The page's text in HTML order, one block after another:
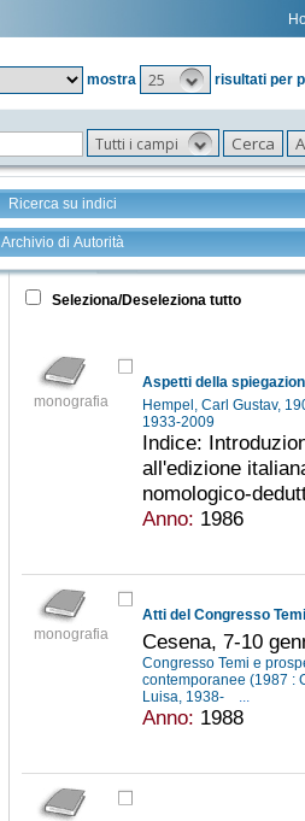
mostra
25 risultati per
Tutti i campi
Ricerca su indici
Archivio di Autorità
Tutto +
Seleziona/Deseleziona tutto
monografia
Aspetti della
Hempel, Carl Gustav,
1933-2009
Indice:
all'edizione
nomologico-
Anno: 1986
monografia Cesena, 7-10
Congresso Temi e
contemporanee (1987 :
Luisa, 1938-
...
Anno: 1988